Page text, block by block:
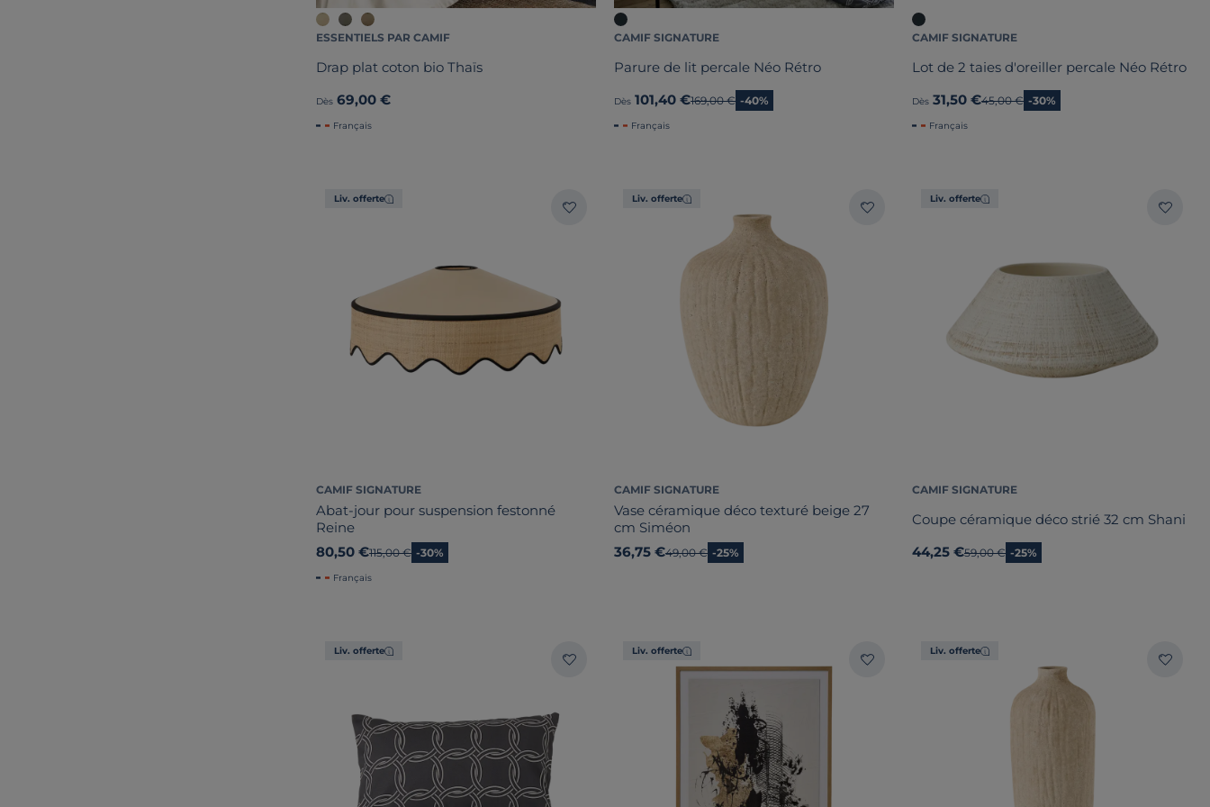
ESSENTIELS PAR CAMIF
Drap plat coton bio Thaïs
Dès 69,00 €
Français
CAMIF SIGNATURE
Parure de lit percale Néo Rétro
Dès 101,40 €Ancien prix
169,00 € -40%
Français
CAMIF SIGNATURE
Lot de 2 taies d'oreiller percale Néo Rétro
Dès 31,50 €Ancien prix
45,00 € -30%
Français
Liv. offerte
CAMIF SIGNATURE
Abat-jour pour suspension festonné
Reine
80,50 €Ancien prix
115,00 € -30%
Français
Liv. offerte
CAMIF SIGNATURE
Vase céramique déco texturé beige 27
cm Siméon
36,75 €Ancien prix
49,00 € -25%
Liv. offerte
CAMIF SIGNATURE
Coupe céramique déco strié 32 cm Shani
44,25 €Ancien prix
59,00 € -25%
Liv. offerte Liv. offerte Liv. offerte